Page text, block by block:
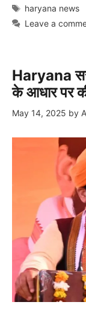
Tags
haryana news
Leave a
Haryana
के आधार पर
May 14, 2025 by